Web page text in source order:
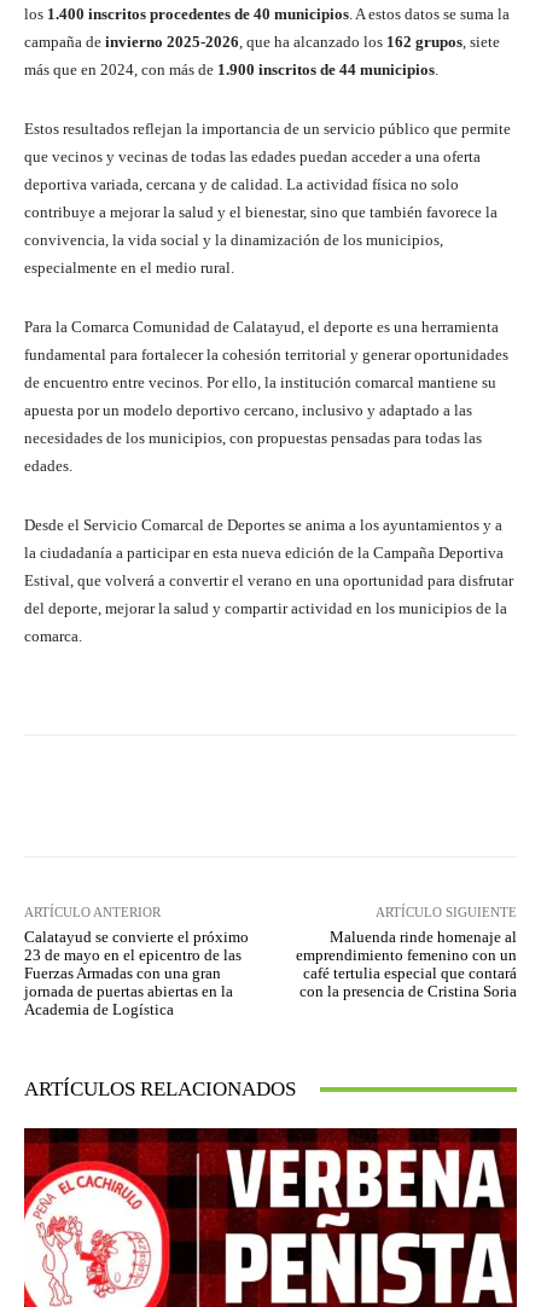
los 1.400 inscritos procedentes de 40 municipios. A estos datos se suma la
campaña de invierno 2025-2026, que ha alcanzado los 162 grupos, siete
más que en 2024, con más de 1.900 inscritos de 44 municipios.
Estos resultados reflejan la importancia de un servicio público que permite
que vecinos y vecinas de todas las edades puedan acceder a una oferta
deportiva variada, cercana y de calidad. La actividad física no solo
contribuye a mejorar la salud y el bienestar, sino que también favorece la
convivencia, la vida social y la dinamización de los municipios,
especialmente en el medio rural.
Para la Comarca Comunidad de Calatayud, el deporte es una herramienta
fundamental para fortalecer la cohesión territorial y generar oportunidades
de encuentro entre vecinos. Por ello, la institución comarcal mantiene su
apuesta por un modelo deportivo cercano, inclusivo y adaptado a las
necesidades de los municipios, con propuestas pensadas para todas las
edades.
Desde el Servicio Comarcal de Deportes se anima a los ayuntamientos y a
la ciudadanía a participar en esta nueva edición de la Campaña Deportiva
Estival, que volverá a convertir el verano en una oportunidad para disfrutar
del deporte, mejorar la salud y compartir actividad en los municipios de la
comarca.
ARTÍCULO ANTERIOR
Calatayud se convierte el próximo
23 de mayo en el epicentro de las
Fuerzas Armadas con una gran
jornada de puertas abiertas en la
Academia de Logística
ARTÍCULO SIGUIENTE
Maluenda rinde homenaje al
emprendimiento femenino con un
café tertulia especial que contará
con la presencia de Cristina Soria
ARTÍCULOS RELACIONADOS